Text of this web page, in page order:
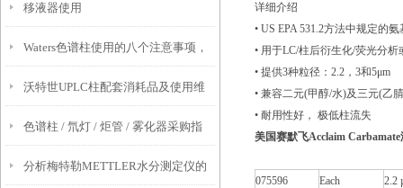
后要做好的维护工作
移液器使用
Waters色谱柱使用的八个注意事项，
你一定要知道
沃特世UPLC柱配套消耗品及使用维
护
色谱柱 / 氘灯 / 炬管 / 雾化器采购指
南：检硕科学器材四大进口品牌现货
分析梅特勒METTLER水分测定仪的
详细介绍
• US EPA 531.2方法中规定的
• 用于LC/柱后衍生化/荧光分析
• 提供3种粒径：2.2，3和5μm
• 兼容二元(甲醇/水)及三元(乙
• 耐用性好， 极低柱流失
美国赛默飞Acclaim
075596 Each
2.2